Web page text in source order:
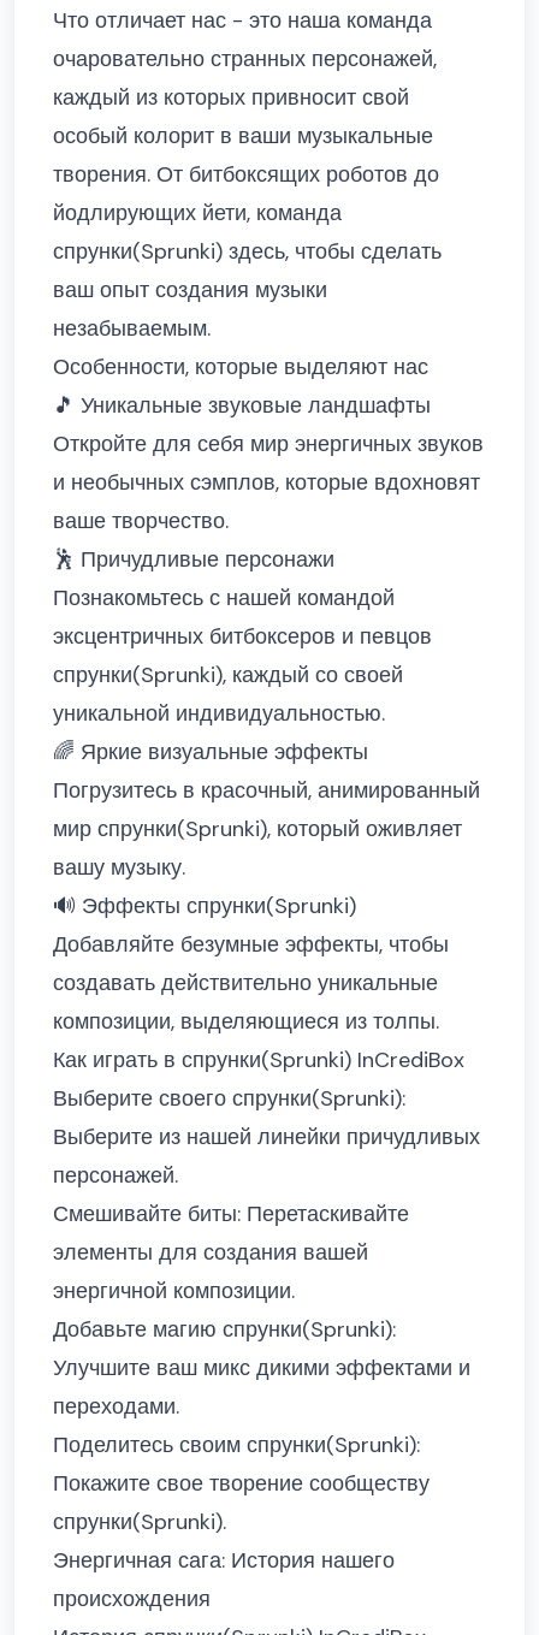
Что отличает нас - это наша команда
очаровательно странных персонажей,
каждый из которых привносит свой
особый колорит в ваши музыкальные
творения. От битбоксящих роботов до
йодлирующих йети, команда
спрунки(Sprunki) здесь, чтобы сделать
ваш опыт создания музыки
незабываемым.
Особенности, которые выделяют нас
🎵 Уникальные звуковые ландшафты
Откройте для себя мир энергичных звуков
и необычных сэмплов, которые вдохновят
ваше творчество.
🕺 Причудливые персонажи
Познакомьтесь с нашей командой
эксцентричных битбоксеров и певцов
спрунки(Sprunki), каждый со своей
уникальной индивидуальностью.
🌈 Яркие визуальные эффекты
Погрузитесь в красочный, анимированный
мир спрунки(Sprunki), который оживляет
вашу музыку.
🔊 Эффекты спрунки(Sprunki)
Добавляйте безумные эффекты, чтобы
создавать действительно уникальные
композиции, выделяющиеся из толпы.
Как играть в спрунки(Sprunki) InCrediBox
Выберите своего спрунки(Sprunki):
Выберите из нашей линейки причудливых
персонажей.
Смешивайте биты: Перетаскивайте
элементы для создания вашей
энергичной композиции.
Добавьте магию спрунки(Sprunki):
Улучшите ваш микс дикими эффектами и
переходами.
Поделитесь своим спрунки(Sprunki):
Покажите свое творение сообществу
спрунки(Sprunki).
Энергичная сага: История нашего
происхождения